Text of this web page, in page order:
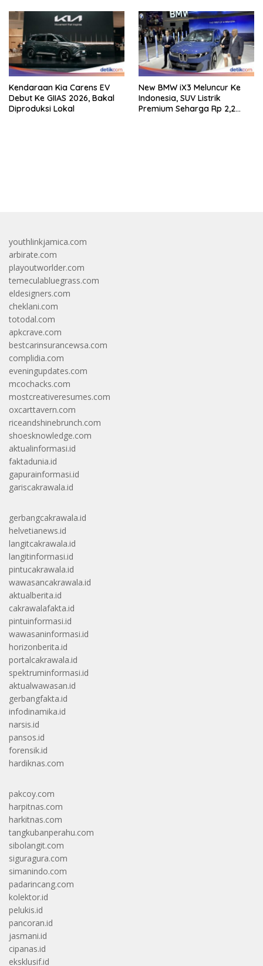
Kendaraan Kia Carens EV
Debut Ke GIIAS 2026, Bakal
Diproduksi Lokal
New BMW iX3 Meluncur Ke
Indonesia, SUV Listrik
Premium Seharga Rp 2,2
youthlinkjamica.com
arbirate.com
playoutworlder.com
temeculabluegrass.com
eldesigners.com
cheklani.com
totodal.com
apkcrave.com
bestcarinsurancewsa.com
complidia.com
eveningupdates.com
mcochacks.com
mostcreativeresumes.com
oxcarttavern.com
riceandshinebrunch.com
shoesknowledge.com
aktualinformasi.id
faktadunia.id
gapurainformasi.id
gariscakrawala.id
gerbangcakrawala.id
helvetianews.id
langitcakrawala.id
langitinformasi.id
pintucakrawala.id
wawasancakrawala.id
aktualberita.id
cakrawalafakta.id
pintuinformasi.id
wawasaninformasi.id
horizonberita.id
portalcakrawala.id
spektruminformasi.id
aktualwawasan.id
gerbangfakta.id
infodinamika.id
narsis.id
pansos.id
forensik.id
hardiknas.com
pakcoy.com
harpitnas.com
harkitnas.com
tangkubanperahu.com
sibolangit.com
siguragura.com
simanindo.com
padarincang.com
kolektor.id
pelukis.id
pancoran.id
jasmani.id
cipanas.id
eksklusif.id